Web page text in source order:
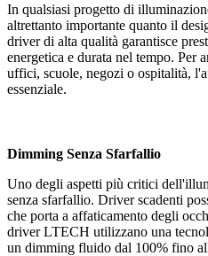
In qualsiasi progetto di
altrettanto importante quanto il
driver di alta qualità garantisce
energetica e durata nel tempo. Per
uffici, scuole, negozi o ospitalità,
essenziale.
Dimming Senza Sfarfallio
Uno degli aspetti più critici
senza sfarfallio. Driver scadenti
che porta a affaticamento degli
driver LTECH utilizzano una
un dimming fluido dal 100% fino